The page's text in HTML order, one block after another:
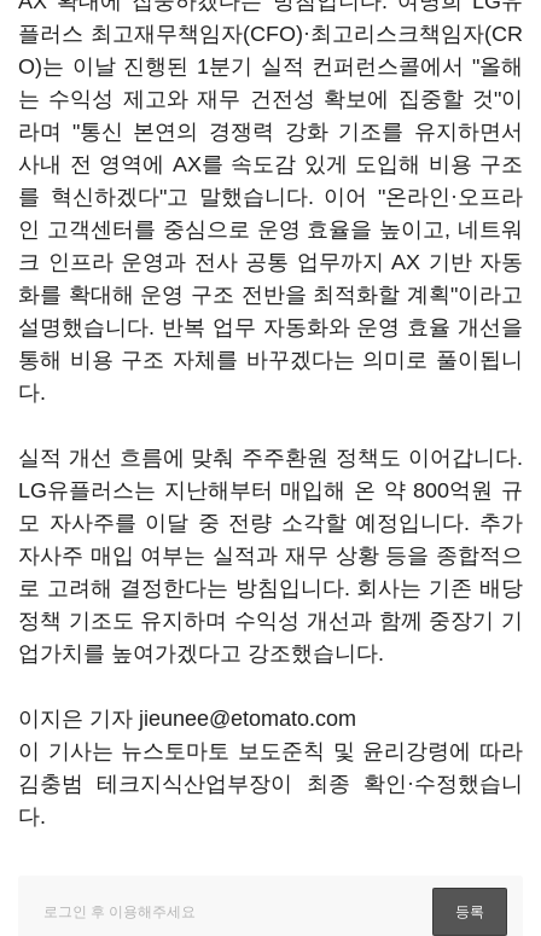
플러스 최고재무책임자(CFO)·최고리스크책임자(CR
O)는 이날 진행된 1분기 실적 컨퍼런스콜에서 "올해
는 수익성 제고와 재무 건전성 확보에 집중할 것"이
라며 "통신 본연의 경쟁력 강화 기조를 유지하면서
사내 전 영역에 AX를 속도감 있게 도입해 비용 구조
를 혁신하겠다"고 말했습니다. 이어 "온라인·오프라
인 고객센터를 중심으로 운영 효율을 높이고, 네트워
크 인프라 운영과 전사 공통 업무까지 AX 기반 자동
화를 확대해 운영 구조 전반을 최적화할 계획"이라고
설명했습니다. 반복 업무 자동화와 운영 효율 개선을
통해 비용 구조 자체를 바꾸겠다는 의미로 풀이됩니
다.
실적 개선 흐름에 맞춰 주주환원 정책도 이어갑니다.
LG유플러스는 지난해부터 매입해 온 약 800억원 규
모 자사주를 이달 중 전량 소각할 예정입니다. 추가
자사주 매입 여부는 실적과 재무 상황 등을 종합적으
로 고려해 결정한다는 방침입니다. 회사는 기존 배당
정책 기조도 유지하며 수익성 개선과 함께 중장기 기
업가치를 높여가겠다고 강조했습니다.
이지은 기자 jieunee@etomato.com
이 기사는 뉴스토마토 보도준칙 및 윤리강령에 따라
김충범 테크지식산업부장이 최종 확인·수정했습니
다.